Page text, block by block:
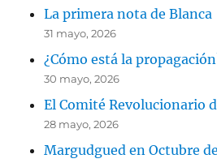
La primera nota de Blanca
31 mayo, 2026
¿Cómo está la
30 mayo, 2026
El Comité Revolucionario
28 mayo, 2026
Margudgued en Octubre